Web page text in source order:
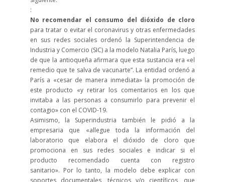
:
No recomendar el consumo del dióxido de cloro
para tratar o evitar el coronavirus y otras enfermedades
en sus redes sociales ordenó la Superintendencia de
Industria y Comercio (SIC) a la modelo Natalia París, luego
de que la antioqueña afirmara que esta sustancia era «el
remedio que te salva de vacunarte”. La entidad ordenó a
París a «cesar de manera inmediata» la promoción de
este producto «y retirar los comentarios en los que
invitaba a las personas a consumirlo para prevenir el
contagio» con el COVID-19.
Asimismo, la Superindustria también le pidió a la
empresaria que «allegue toda la información del
laboratorio que elabora el dióxido de cloro que
promociona en sus redes sociales e indicar si el
producto recomendado cuenta con registro
sanitario». Por lo tanto, la modelo debe explicar con
soportes documentales, técnicos y/o científicos, que